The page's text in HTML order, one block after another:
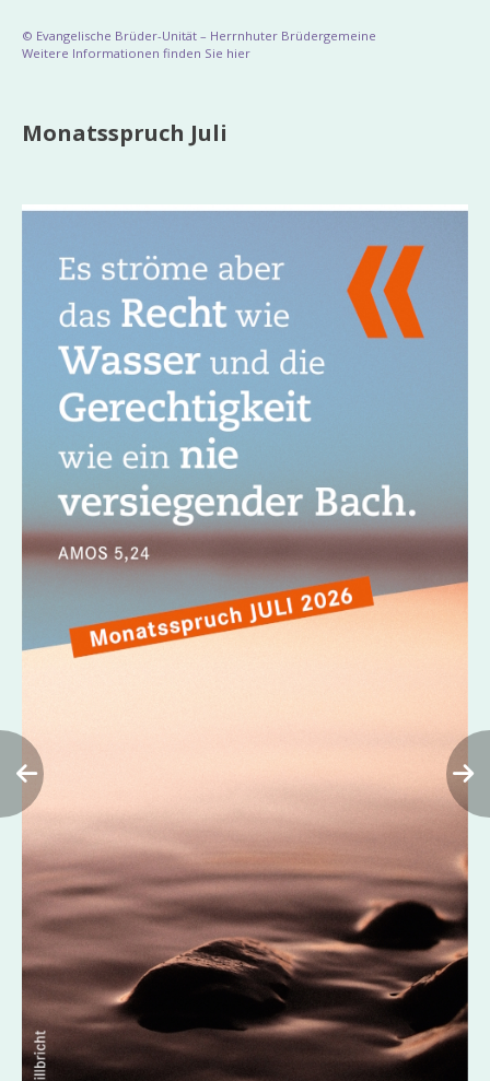
© Evangelische Brüder-Unität – Herrnhuter Brüdergemeine
Weitere Informationen finden Sie hier
Monatsspruch Juli